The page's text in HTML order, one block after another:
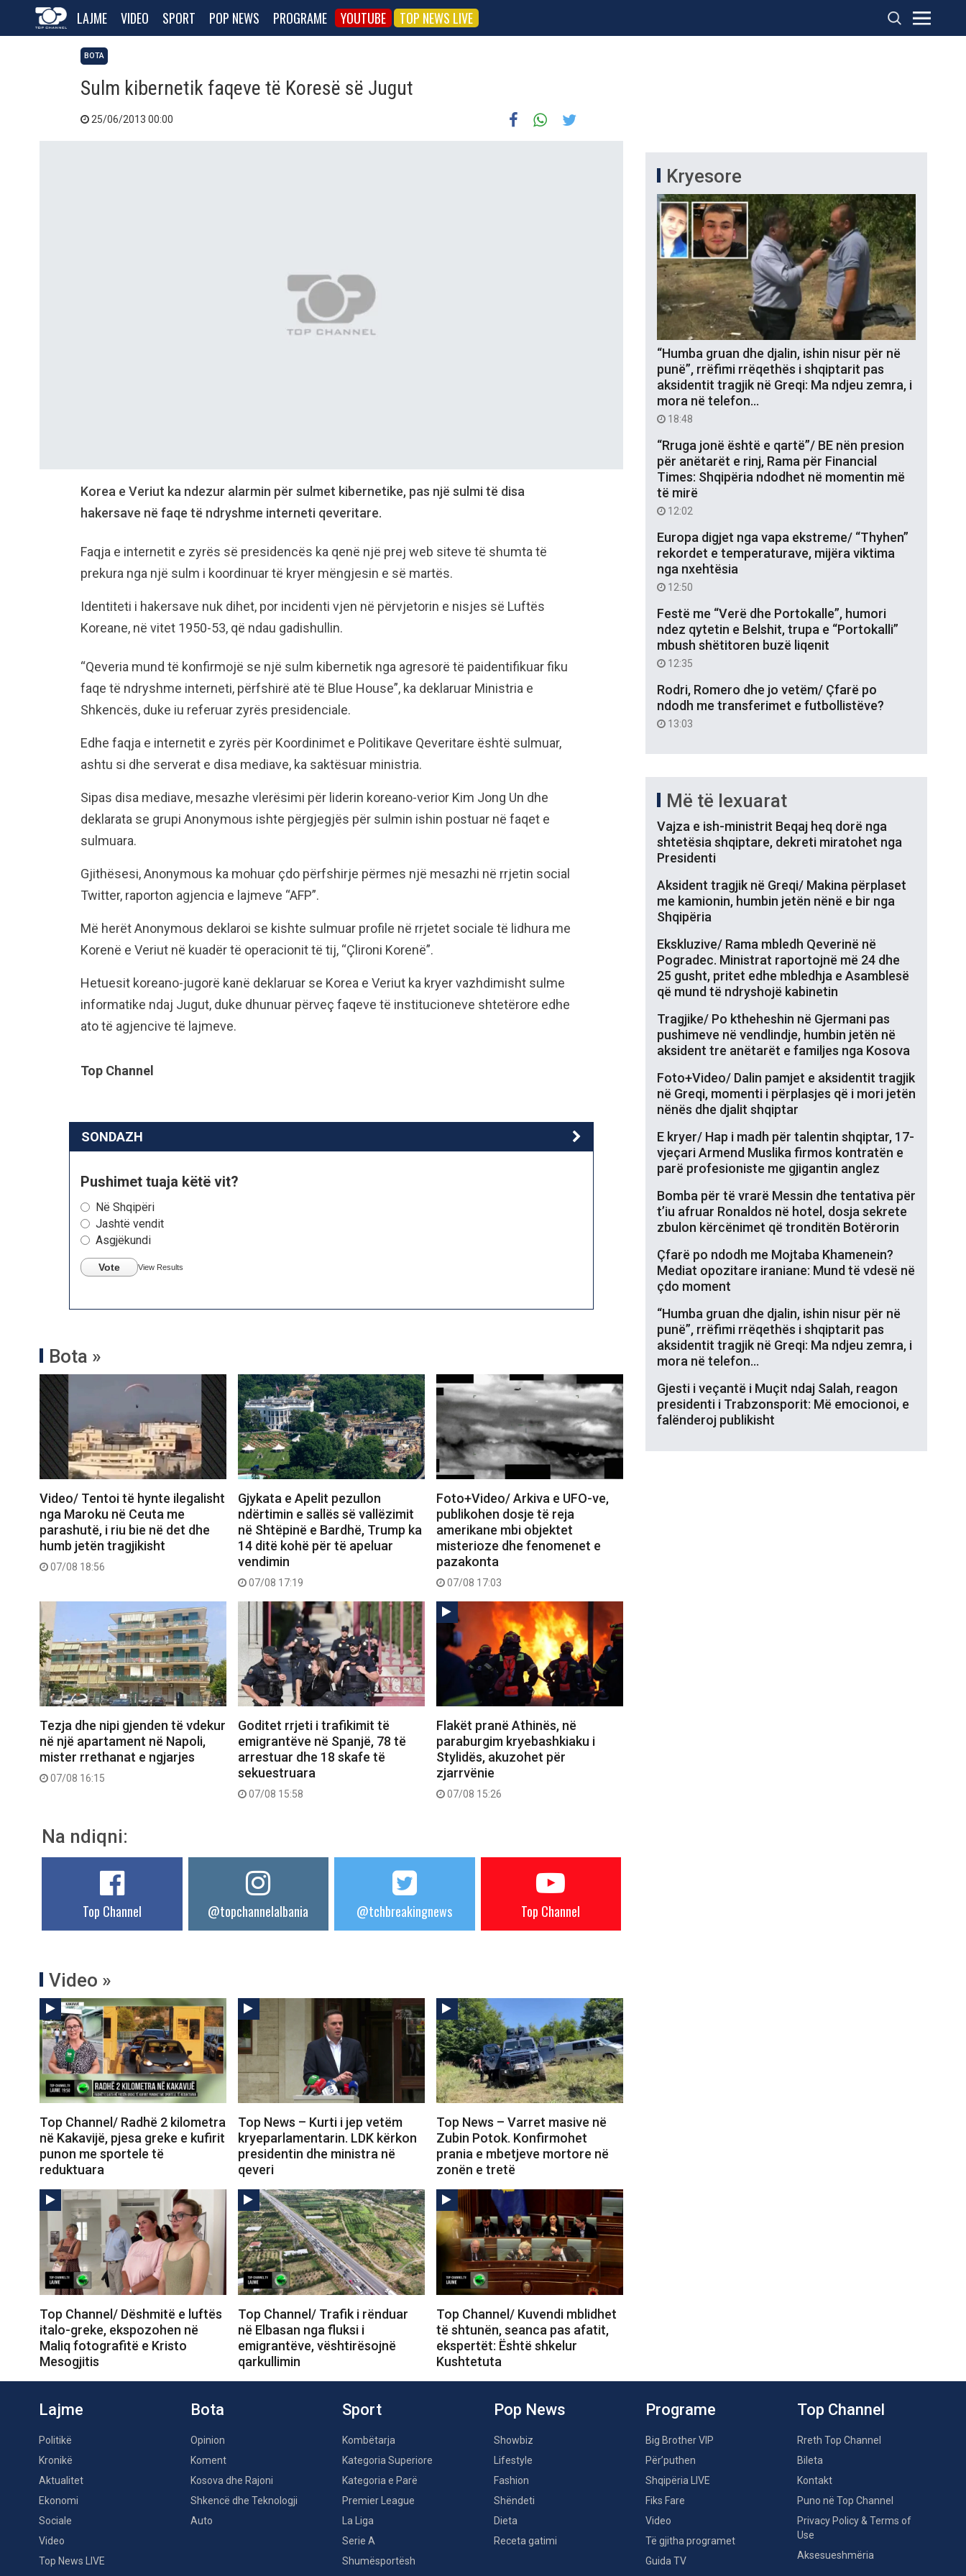
LAJME VIDEO SPORT POP NEWS PROGRAME YOUTUBE TOP NEWS LIVE
BOTA
Sulm kibernetik faqeve të Koresë së Jugut
25/06/2013 00:00
Korea e Veriut ka ndezur alarmin për sulmet kibernetike, pas një sulmi të disa
hakersave në faqe të ndryshme interneti qeveritare.
Faqja e internetit e zyrës së presidencës ka qenë një prej web siteve të shumta të
prekura nga një sulm i koordinuar të kryer mëngjesin e së martës.
Identiteti i hakersave nuk dihet, por incidenti vjen në përvjetorin e nisjes së Luftës
Koreane, në vitet 1950-53, që ndau gadishullin.
“Qeveria mund të konfirmojë se një sulm kibernetik nga agresorë të paidentifikuar fiku
faqe të ndryshme interneti, përfshirë atë të Blue House”, ka deklaruar Ministria e
Shkencës, duke iu referuar zyrës presidenciale.
Edhe faqja e internetit e zyrës për Koordinimet e Politikave Qeveritare është sulmuar,
ashtu si dhe serverat e disa mediave, ka saktësuar ministria.
Sipas disa mediave, mesazhe vlerësimi për liderin koreano-verior Kim Jong Un dhe
deklarata se grupi Anonymous ishte përgjegjës për sulmin ishin postuar në faqet e
sulmuara.
Gjithësesi, Anonymous ka mohuar çdo përfshirje përmes një mesazhi në rrjetin social
Twitter, raporton agjencia e lajmeve “AFP”.
Më herët Anonymous deklaroi se kishte sulmuar profile në rrjetet sociale të lidhura me
Korenë e Veriut në kuadër të operacionit të tij, “Çlironi Korenë”.
Hetuesit koreano-jugorë kanë deklaruar se Korea e Veriut ka kryer vazhdimisht sulme
informatike ndaj Jugut, duke dhunuar përveç faqeve të institucioneve shtetërore edhe
ato të agjencive të lajmeve.
Top Channel
SONDAZH
Pushimet tuaja këtë vit?
Në Shqipëri
Jashtë vendit
Asgjëkundi
Vote View Results
Bota »
Video/ Tentoi të hynte ilegalisht
nga Maroku në Ceuta me
parashutë, i riu bie në det dhe
humb jetën tragjikisht
07/08 18:56
Gjykata e Apelit pezullon
ndërtimin e sallës së vallëzimit
në Shtëpinë e Bardhë, Trump ka
14 ditë kohë për të apeluar
vendimin
07/08 17:19
Foto+Video/ Arkiva e UFO-ve,
publikohen dosje të reja
amerikane mbi objektet
misterioze dhe fenomenet e
pazakonta
07/08 17:03
Tezja dhe nipi gjenden të vdekur
në një apartament në Napoli,
mister rrethanat e ngjarjes
07/08 16:15
Goditet rrjeti i trafikimit të
emigrantëve në Spanjë, 78 të
arrestuar dhe 18 skafe të
sekuestruara
07/08 15:58
Flakët pranë Athinës, në
paraburgim kryebashkiaku i
Stylidës, akuzohet për
zjarrvënie
07/08 15:26
Na ndiqni:
Top Channel @topchannelalbania @tchbreakingnews Top Channel
Video »
Top Channel/ Radhë 2 kilometra
në Kakavijë, pjesa greke e kufirit
punon me sportele të
reduktuara
Top News – Kurti i jep vetëm
kryeparlamentarin. LDK kërkon
presidentin dhe ministra në
qeveri
Top News – Varret masive në
Zubin Potok. Konfirmohet
prania e mbetjeve mortore në
zonën e tretë
Top Channel/ Dëshmitë e luftës
italo-greke, ekspozohen në
Maliq fotografitë e Kristo
Mesogjitis
Top Channel/ Trafik i rënduar
në Elbasan nga fluksi i
emigrantëve, vështirësojnë
qarkullimin
Top Channel/ Kuvendi mblidhet
të shtunën, seanca pas afatit,
ekspertët: Është shkelur
Kushtetuta
Kryesore
“Humba gruan dhe djalin, ishin nisur për në
punë”, rrëfimi rrëqethës i shqiptarit pas
aksidentit tragjik në Greqi: Ma ndjeu zemra, i
mora në telefon…
18:48
“Rruga jonë është e qartë”/ BE nën presion
për anëtarët e rinj, Rama për Financial
Times: Shqipëria ndodhet në momentin më
të mirë
12:02
Europa digjet nga vapa ekstreme/ “Thyhen”
rekordet e temperaturave, mijëra viktima
nga nxehtësia
12:50
Festë me “Verë dhe Portokalle”, humori
ndez qytetin e Belshit, trupa e “Portokalli”
mbush shëtitoren buzë liqenit
12:35
Rodri, Romero dhe jo vetëm/ Çfarë po
ndodh me transferimet e futbollistëve?
13:03
Më të lexuarat
Vajza e ish-ministrit Beqaj heq dorë nga
shtetësia shqiptare, dekreti miratohet nga
Presidenti
Aksident tragjik në Greqi/ Makina përplaset
me kamionin, humbin jetën nënë e bir nga
Shqipëria
Ekskluzive/ Rama mbledh Qeverinë në
Pogradec. Ministrat raportojnë më 24 dhe
25 gusht, pritet edhe mbledhja e Asamblesë
që mund të ndryshojë kabinetin
Tragjike/ Po ktheheshin në Gjermani pas
pushimeve në vendlindje, humbin jetën në
aksident tre anëtarët e familjes nga Kosova
Foto+Video/ Dalin pamjet e aksidentit tragjik
në Greqi, momenti i përplasjes që i mori jetën
nënës dhe djalit shqiptar
E kryer/ Hap i madh për talentin shqiptar, 17-
vjeçari Armend Muslika firmos kontratën e
parë profesioniste me gjigantin anglez
Bomba për të vrarë Messin dhe tentativa për
t’iu afruar Ronaldos në hotel, dosja sekrete
zbulon kërcënimet që tronditën Botërorin
Çfarë po ndodh me Mojtaba Khamenein?
Mediat opozitare iraniane: Mund të vdesë në
çdo moment
“Humba gruan dhe djalin, ishin nisur për në
punë”, rrëfimi rrëqethës i shqiptarit pas
aksidentit tragjik në Greqi: Ma ndjeu zemra, i
mora në telefon…
Gjesti i veçantë i Muçit ndaj Salah, reagon
presidenti i Trabzonsporit: Më emocionoi, e
falënderoj publikisht
Lajme
Politikë
Kronikë
Aktualitet
Ekonomi
Sociale
Video
Top News LIVE
Bota
Opinion
Koment
Kosova dhe Rajoni
Shkencë dhe Teknologji
Auto
Sport
Kombëtarja
Kategoria Superiore
Kategoria e Parë
Premier League
La Liga
Serie A
Shumësportësh
Pop News
Showbiz
Lifestyle
Fashion
Shëndeti
Dieta
Receta gatimi
Programe
Big Brother VIP
Për’puthen
Shqipëria LIVE
Fiks Fare
Video
Të gjitha programet
Guida TV
Top Channel
Rreth Top Channel
Bileta
Kontakt
Puno në Top Channel
Privacy Policy & Terms of
Use
Aksesueshmëria